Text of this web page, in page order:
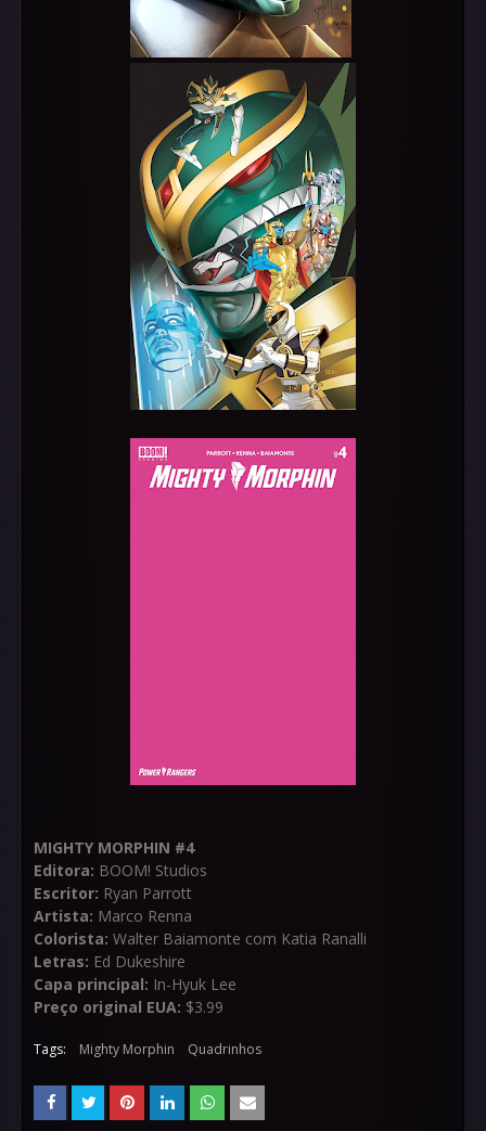
MIGHTY MORPHIN #4
Editora: BOOM! Studios
Escritor: Ryan Parrott
Artista: Marco Renna
Colorista: Walter Baiamonte com Katia Ranalli
Letras: Ed Dukeshire
Capa principal: In-Hyuk Lee
Preço original EUA: $3.99
Tags: Mighty Morphin Quadrinhos